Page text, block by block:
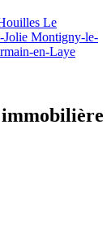
Le
Jolie Montigny-le-
en-Laye
immobilière